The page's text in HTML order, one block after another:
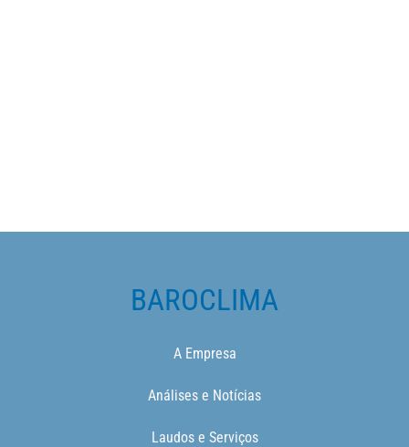
BAROCLIMA
A Empresa
Análises e Notícias
Laudos e Serviços